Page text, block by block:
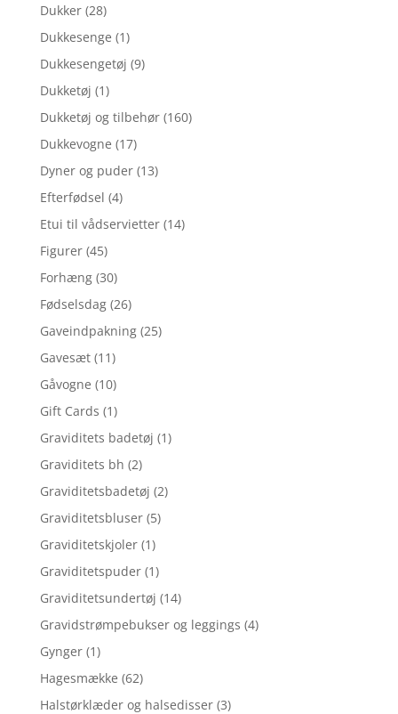
Dukker (28)
Dukkesenge (1)
Dukkesengetøj (9)
Dukketøj (1)
Dukketøj og tilbehør (160)
Dukkevogne (17)
Dyner og puder (13)
Efterfødsel (4)
Etui til vådservietter (14)
Figurer (45)
Forhæng (30)
Fødselsdag (26)
Gaveindpakning (25)
Gavesæt (11)
Gåvogne (10)
Gift Cards (1)
Graviditets badetøj (1)
Graviditets bh (2)
Graviditetsbadetøj (2)
Graviditetsbluser (5)
Graviditetskjoler (1)
Graviditetspuder (1)
Graviditetsundertøj (14)
Gravidstrømpebukser og leggings (4)
Gynger (1)
Hagesmække (62)
Halstørklæder og halsedisser (3)